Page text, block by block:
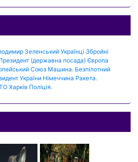
Зеленський Українці Збройні
(державна посада) Європа
Союз Машина. Безпілотний
України Німеччина Ракета.
Харків Поліція.